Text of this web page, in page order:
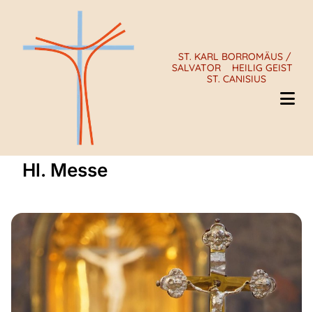
ST. KARL BORROMÄUS /
SALVATOR
HEILIG GEIST
ST. CANISIUS
Hl. Messe